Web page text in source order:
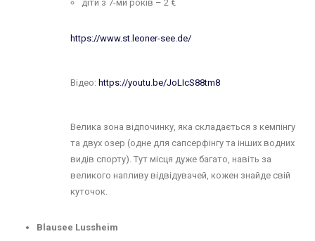
діти з 7-ми років – 2 €
https://www.st.leoner-see.de/
Відео: https://youtu.be/JoLIcS88tm8
Велика зона відпочинку, яка складається з кемпінгу
та двух озер (одне для сапсерфінгу та інших водних
видів спорту). Тут місця дуже багато, навіть за
великого напливу відвідувачей, кожен знайде свій
куточок.
Blausee Lussheim